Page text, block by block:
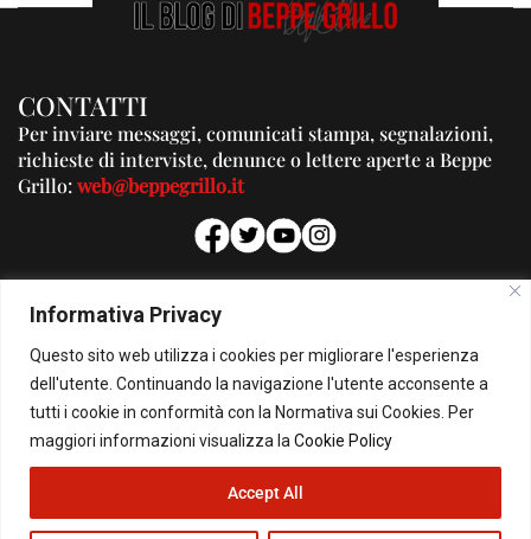
Informativa Privacy
Questo sito web utilizza i cookies per migliorare l'esperienza
dell'utente. Continuando la navigazione l'utente acconsente a
tutti i cookie in conformità con la Normativa sui Cookies. Per
maggiori informazioni visualizza la Cookie Policy
Accept All
CONTATTI
Per inviare messaggi, comunicati stampa, segnalazioni,
richieste di interviste, denunce o lettere aperte a Beppe
Grillo:web@beppegrillo.it
PUBBLICITA'
Per la tua pubblicità su questo Blog:
pubblicita@beppegrillo.it
© Copyright 2026 - Il Blog di Beppe Grillo. All Rights Reserved - Powered by
happygrafic.com